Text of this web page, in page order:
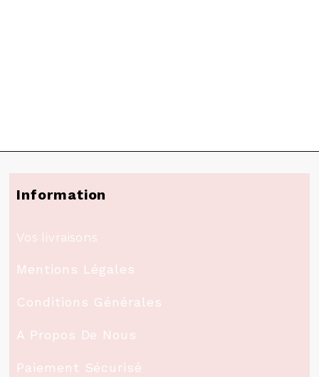
Information
Vos livraisons
Mentions Légales
Conditions Générales
A Propos De Nous
Paiement Sécurisé